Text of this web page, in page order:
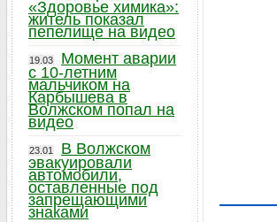
«Здоровье химика»:
житель показал
пепелище на видео
19.03
Момент аварии
с 10-летним
мальчиком на
Карбышева в
Волжском попал на
видео
23.01
В Волжском
эвакуировали
автомобили,
оставленные под
запрещающими
знаками